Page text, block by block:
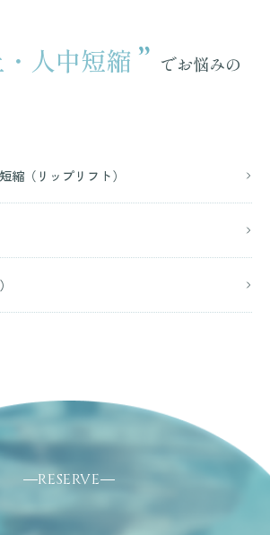
人中短縮 でお悩みの
縮（リップリフト）
RESERVE